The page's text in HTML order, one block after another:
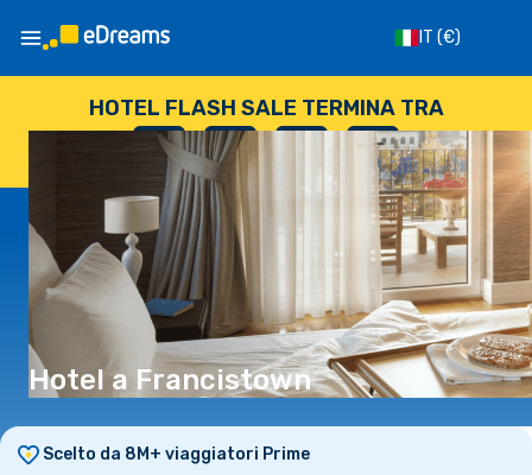
IT (€)
HOTEL FLASH SALE TERMINA TRA
--
GIORNI
: --
ORE
: --
SECONDI
Hotel a Francistown
Scelto da 8M+ viaggiatori Prime